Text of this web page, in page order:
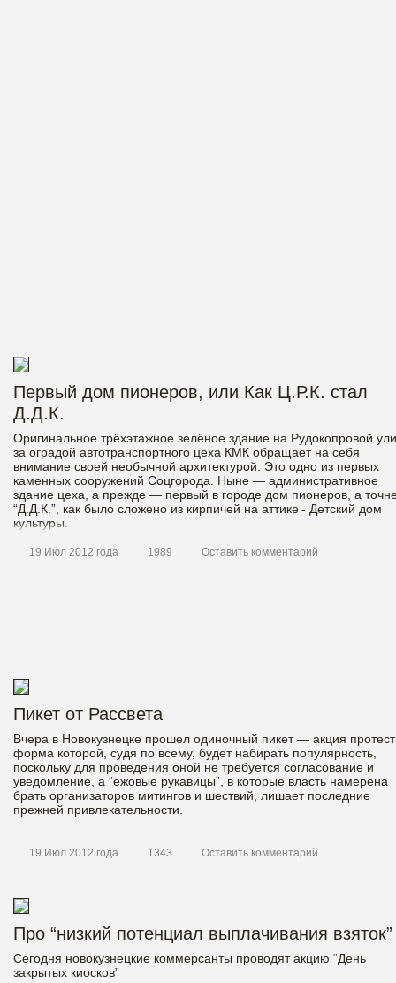
Первый дом пионеров, или Как Ц.Р.К. стал
Д.Д.К.
Оригинальное трёхэтажное зелёное здание на Рудокопровой
за оградой автотранспортного цеха КМК обращает на себя
внимание своей необычной архитектурой. Это одно из первых
каменных сооружений Соцгорода. Ныне — административное
здание цеха, а прежде — первый в городе дом пионеров, а
“Д.Д.К.”, как было сложено из кирпичей на аттике - Детский дом
культуры.
19 Июл 2012 года 1989 Оставить комментарий
Пикет от Рассвета
Вчера в Новокузнецке прошел одиночный пикет — акция
форма которой, судя по всему, будет набирать популярность,
поскольку для проведения оной не требуется согласование и
уведомление, а “ежовые рукавицы”, в которые власть намерена
брать организаторов митингов и шествий, лишает последние
прежней привлекательности.
19 Июл 2012 года 1343 Оставить комментарий
Про “низкий потенциал выплачивания взяток”
Сегодня новокузнецкие коммерсанты проводят акцию “День
закрытых киосков”